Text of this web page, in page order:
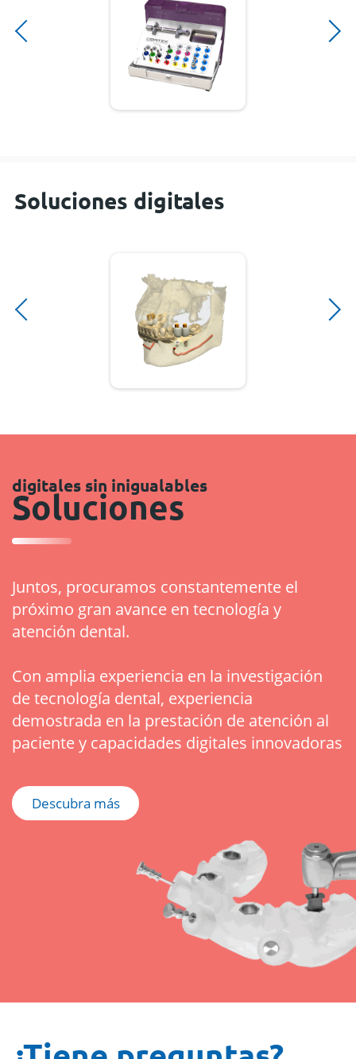
Soluciones digitales
digitales sin inigualables
Soluciones
Juntos, procuramos constantemente el
próximo gran avance en tecnología y
atención dental.
Con amplia experiencia en la investigación
de tecnología dental, experiencia
demostrada en la prestación de atención al
paciente y capacidades digitales innovadoras
Descubra más